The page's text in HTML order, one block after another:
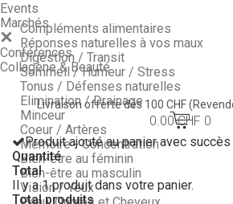
Events
Marchés
Conférences
Collagène & Beauté
Livraison offerte dès 100 CHF
0.00 CHF 0
Produit ajouté au panier avec succès
Quantité
Total
Il y a 1 produit dans votre panier.
Total produits
Compléments alimentaires
Réponses naturelles à vos maux
Digestion / Transit
Sommeil / Humeur / Stress
Tonus / Défenses naturelles
Elimination / Drainage
Minceur
Coeur / Artères
Mémoire - Concentration
Bien-être au féminin
Bien-être au masculin
Vision / Yeux